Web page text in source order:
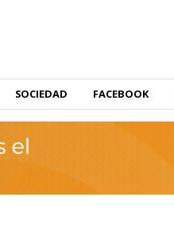
SOCIEDAD FACEBOOK